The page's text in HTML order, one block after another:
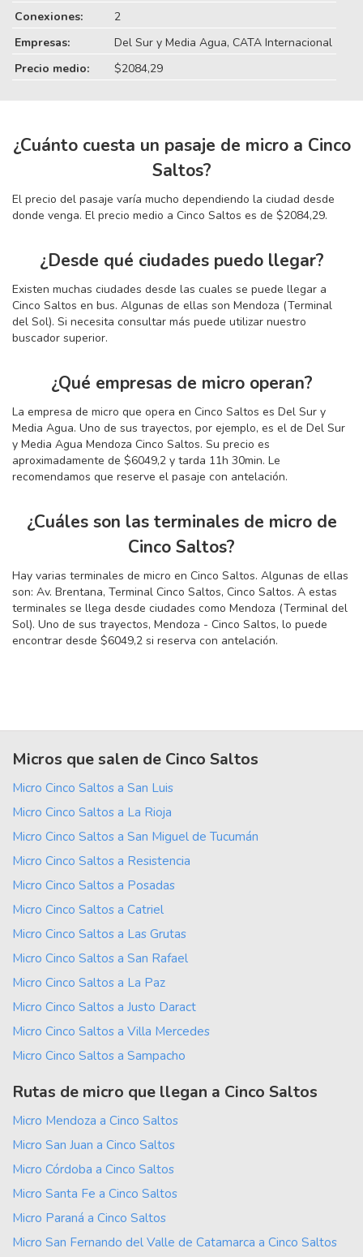
Conexiones:
2
Empresas:
Del Sur y Media Agua, CATA Internacional
Precio medio:
$2084,29
¿Cuánto cuesta un pasaje de micro a Cinco
Saltos?
El precio del pasaje varía mucho dependiendo la ciudad desde
donde venga. El precio medio a Cinco Saltos es de $2084,29.
¿Desde qué ciudades puedo llegar?
Existen muchas ciudades desde las cuales se puede llegar a
Cinco Saltos en bus. Algunas de ellas son Mendoza (Terminal
del Sol). Si necesita consultar más puede utilizar nuestro
buscador superior.
¿Qué empresas de micro operan?
La empresa de micro que opera en Cinco Saltos es Del Sur y
Media Agua. Uno de sus trayectos, por ejemplo, es el de Del Sur
y Media Agua Mendoza Cinco Saltos. Su precio es
aproximadamente de $6049,2 y tarda 11h 30min. Le
recomendamos que reserve el pasaje con antelación.
¿Cuáles son las terminales de micro de
Cinco Saltos?
Hay varias terminales de micro en Cinco Saltos. Algunas de ellas
son: Av. Brentana, Terminal Cinco Saltos, Cinco Saltos. A estas
terminales se llega desde ciudades como Mendoza (Terminal del
Sol). Uno de sus trayectos, Mendoza - Cinco Saltos, lo puede
encontrar desde $6049,2 si reserva con antelación.
Micros que salen de Cinco Saltos
Micro Cinco Saltos a San Luis
Micro Cinco Saltos a La Rioja
Micro Cinco Saltos a San Miguel de Tucumán
Micro Cinco Saltos a Resistencia
Micro Cinco Saltos a Posadas
Micro Cinco Saltos a Catriel
Micro Cinco Saltos a Las Grutas
Micro Cinco Saltos a San Rafael
Micro Cinco Saltos a La Paz
Micro Cinco Saltos a Justo Daract
Micro Cinco Saltos a Villa Mercedes
Micro Cinco Saltos a Sampacho
Rutas de micro que llegan a Cinco Saltos
Micro Mendoza a Cinco Saltos
Micro San Juan a Cinco Saltos
Micro Córdoba a Cinco Saltos
Micro Santa Fe a Cinco Saltos
Micro Paraná a Cinco Saltos
Micro San Fernando del Valle de Catamarca a Cinco Saltos